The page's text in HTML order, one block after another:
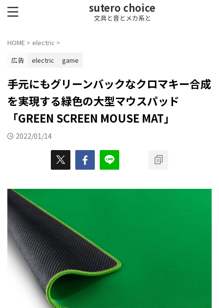
sutero choice
文具と音とメカ系と
HOME > electric >
広告
electric game
手元にもグリーンバックなクロマキー合成
を実現する緑色の大型マウスパッド
「GREEN SCREEN MOUSE MAT」
2022/01/14